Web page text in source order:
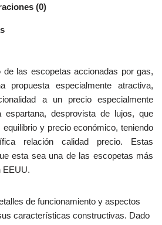
(0)
de las escopetas accionadas por gas,
propuesta especialmente atractiva,
a un precio especialmente
desprovista de lujos, que
equilibrio y precio económico, teniendo
relación calidad precio. Estas
esta sea una de las escopetas más
EEUU.
de funcionamiento y aspectos
características constructivas. Dado